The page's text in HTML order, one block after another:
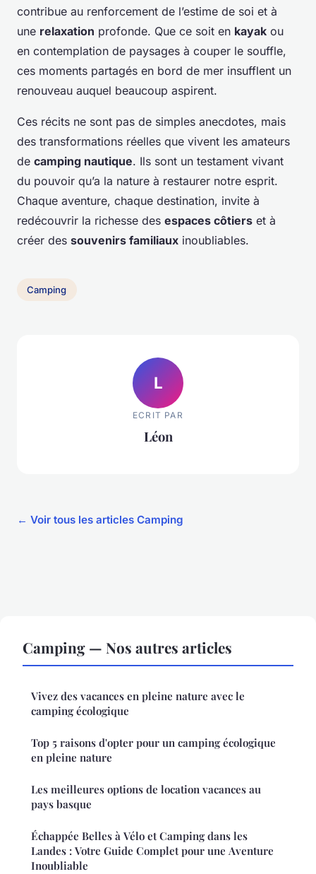
contribue au renforcement de l’estime de soi et à
une relaxation profonde. Que ce soit en kayak ou
en contemplation de paysages à couper le souffle,
ces moments partagés en bord de mer insufflent un
renouveau auquel beaucoup aspirent.
Ces récits ne sont pas de simples anecdotes, mais
des transformations réelles que vivent les amateurs
de camping nautique. Ils sont un testament vivant
du pouvoir qu’a la nature à restaurer notre esprit.
Chaque aventure, chaque destination, invite à
redécouvrir la richesse des espaces côtiers et à
créer des souvenirs familiaux inoubliables.
Camping
L
ECRIT PAR
Léon
← Voir tous les articles Camping
Camping — Nos autres articles
Vivez des vacances en pleine nature avec le
camping écologique
Top 5 raisons d'opter pour un camping écologique
en pleine nature
Les meilleures options de location vacances au
pays basque
Échappée Belles à Vélo et Camping dans les
Landes : Votre Guide Complet pour une Aventure
Inoubliable